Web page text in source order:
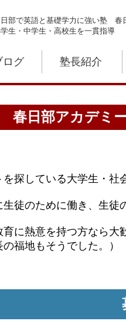
部で英語と基礎学力に強い塾 春
生・中学生・高校生を一貫指導
ログ 塾長紹介
春日部アカデミ
探している大学生・社
徒のために働き、生徒
に熱意を持つ方なら大
福地もそうでした。）